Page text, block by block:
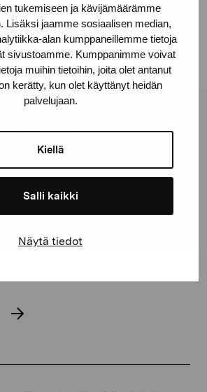
tukemiseen ja kävijämäärämme
Lisäksi jaamme sosiaalisen median,
alan kumppaneillemme tietoja
sivustoamme. Kumppanimme voivat
muihin tietoihin, joita olet antanut
kerätty, kun olet käyttänyt heidän
palvelujaan.
Kiellä
Salli kaikki
Näytä tiedot
-säätiö
11